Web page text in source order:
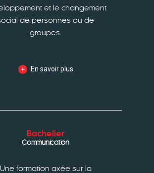
et le changement
de personnes ou de
groupes.
En savoir plus
Bachelier
Communication
Une formation axée sur la